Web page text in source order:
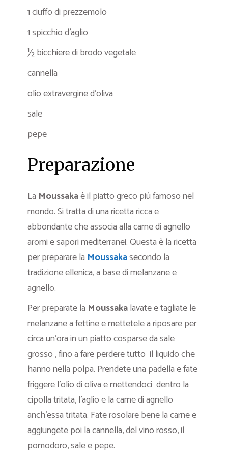
1 ciuffo di prezzemolo
1 spicchio d’aglio
½ bicchiere di brodo vegetale
cannella
olio extravergine d’oliva
sale
pepe
Preparazione
La Moussakaè il piatto greco più famoso nel
mondo. Si tratta di una ricetta ricca e
abbondante che associa alla carne di agnello
aromi e sapori mediterranei. Questa è la ricetta
per preparare laMoussakasecondo la
tradizione ellenica, a base di melanzane e
agnello.
Per preparate la Moussakalavate e tagliate le
melanzane a fettine e mettetele a riposare per
circa un’ora in un piatto cosparse da sale
grosso , fino a fare perdere tutto il liquido che
hanno nella polpa. Prendete una padella e fate
friggere l’olio di oliva e mettendoci dentro la
cipolla tritata, l’aglio e la carne di agnello
anch’essa tritata. Fate rosolare bene la carne e
aggiungete poi la cannella, del vino rosso, il
pomodoro, sale e pepe.